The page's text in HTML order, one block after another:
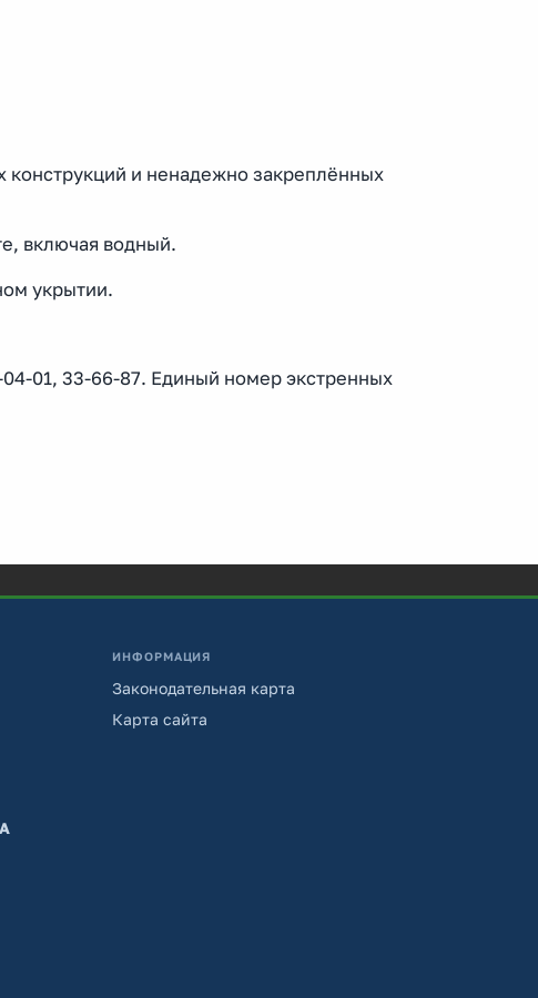
и ненадежно закреплённых
включая водный.
укрытии.
01, 33-66-87. Единый номер экстренных
ИНФОРМАЦИЯ
Законодательная карта
Карта сайта